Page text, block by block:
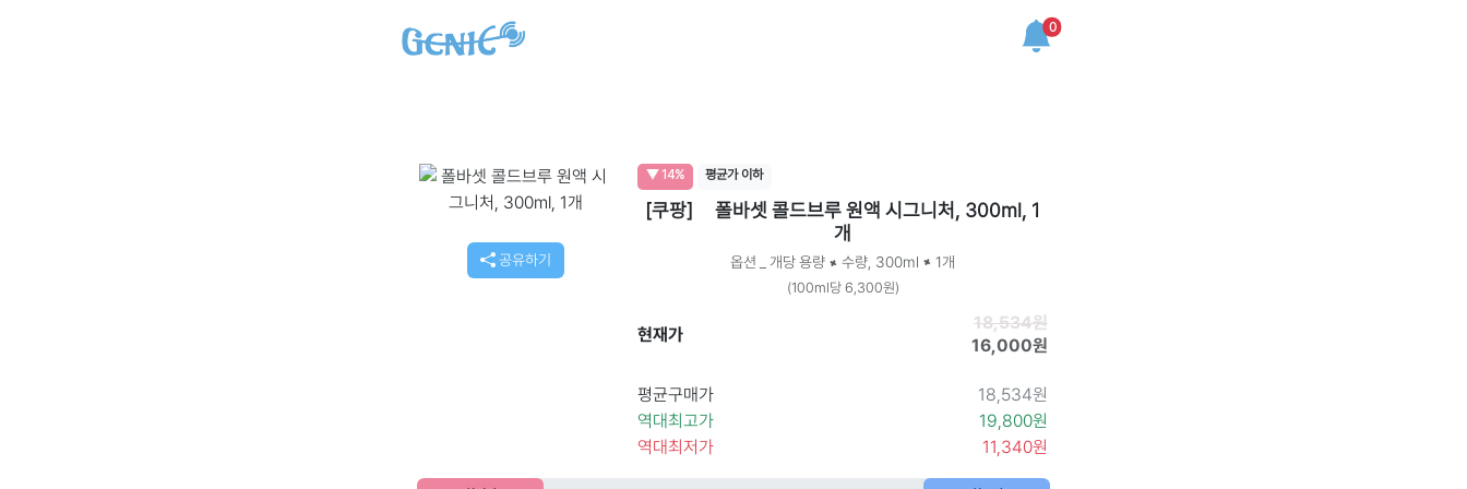
0
공유하기
▼ 14% 평균가 이하
[쿠팡]
폴바셋 콜드브루 원액 시그니처, 300ml, 1
개
옵션 _ 개당 용량 × 수량, 300ml × 1개
(100ml당 6,300원)
현재가
18,534원
16,000원
평균구매가
18,534원
역대최고가
19,800원
역대최저가
11,340원